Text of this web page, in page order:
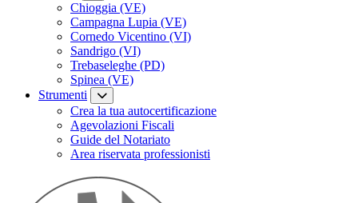
Chioggia (VE)
Campagna Lupia (VE)
Cornedo Vicentino (VI)
Sandrigo (VI)
Trebaseleghe (PD)
Spinea (VE)
Strumenti
Crea la tua autocertificazione
Agevolazioni Fiscali
Guide del Notariato
Area riservata professionisti